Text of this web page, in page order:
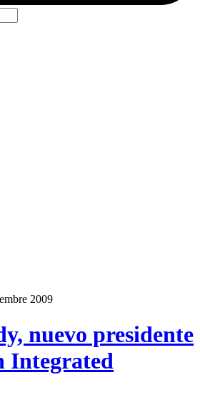
2009
nuevo presidente
Integrated